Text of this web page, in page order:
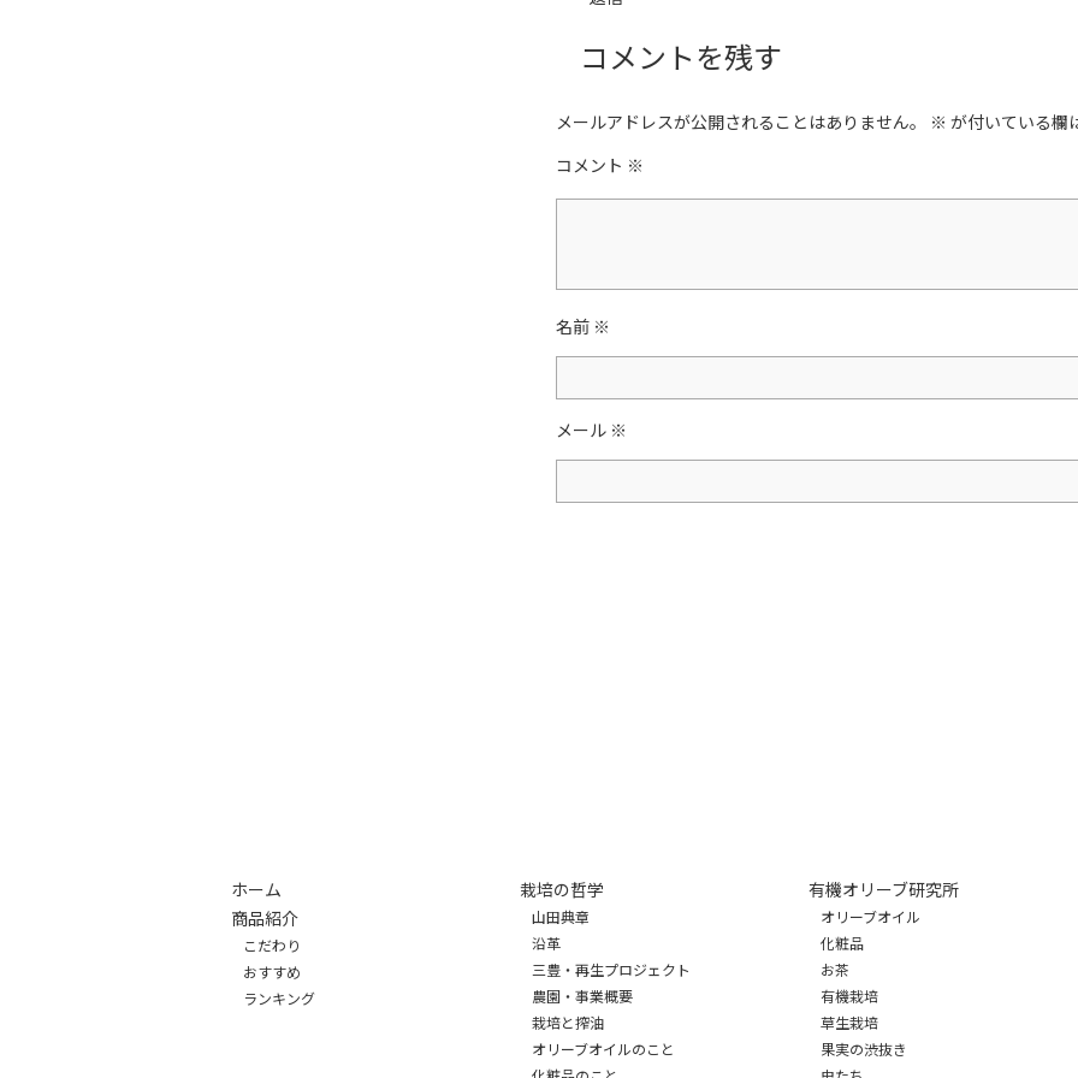
コメントを残す
メールアドレスが公開されることはありません。 ※ が付いている欄
コメント ※
名前 ※
メール ※
ホーム
商品紹介
こだわり
おすすめ
ランキング
栽培の哲学
山田典章
沿革
三豊・再生プロジェクト
農園・事業概要
栽培と搾油
オリーブオイルのこと
有機オリーブ研究所
オリーブオイル
化粧品
お茶
有機栽培
草生栽培
果実の渋抜き